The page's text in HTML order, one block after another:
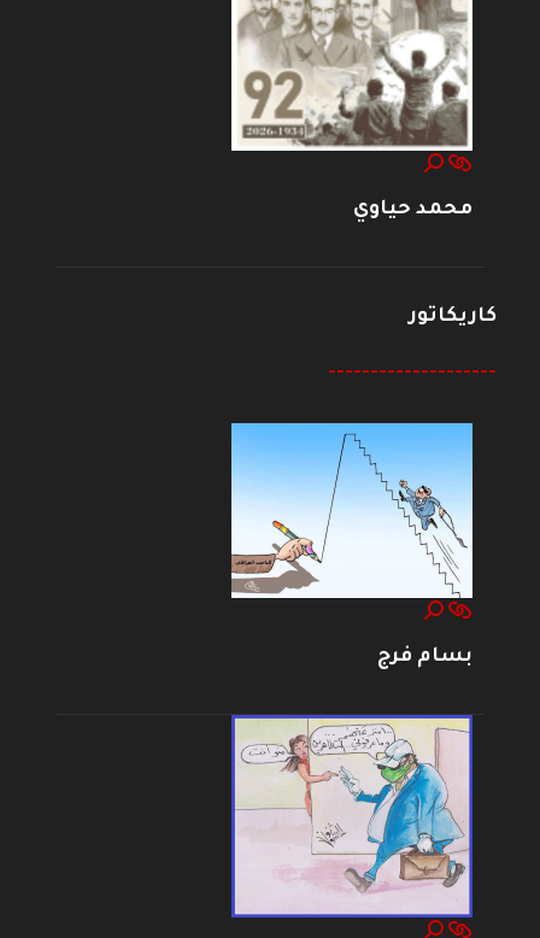
محمد حياوي
كاريكاتور
--------------------
بسام فرج